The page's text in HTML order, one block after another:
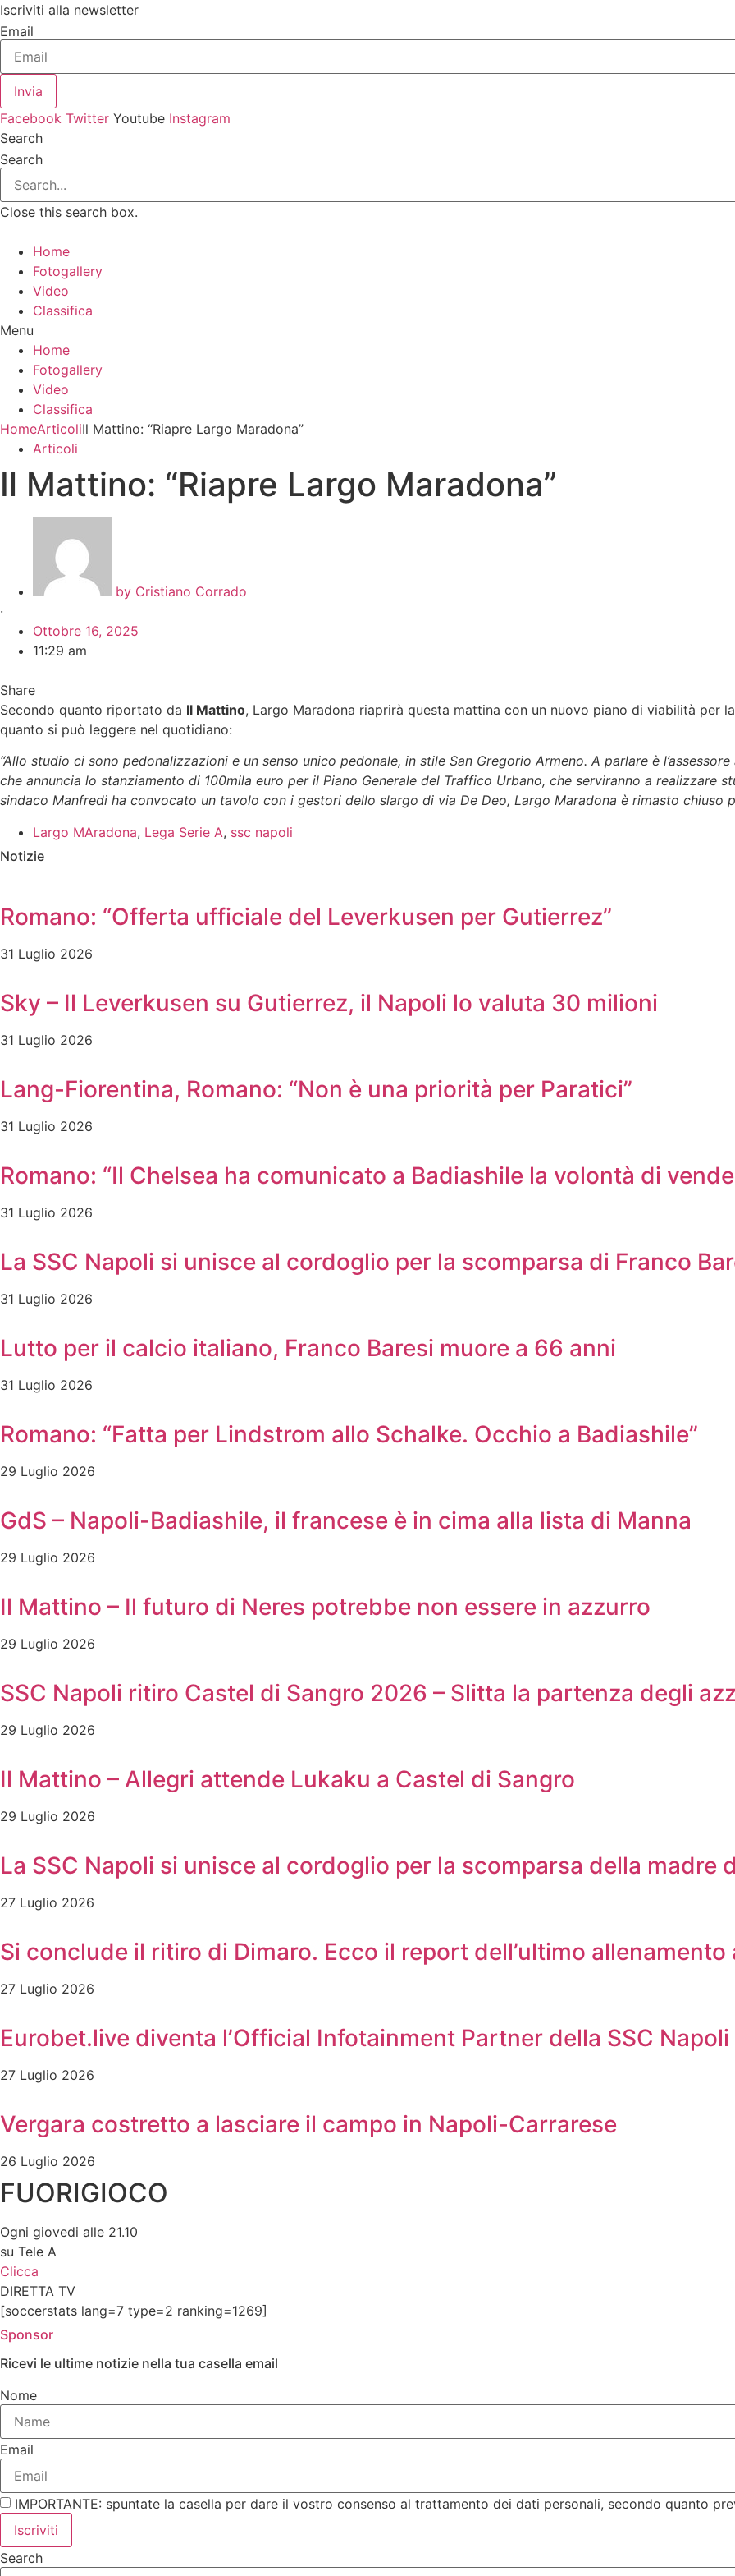
Vai
al
contenuto
Iscriviti alla newsletter
Email
Invia
Facebook Twitter Youtube Instagram
Search
Search
Close this search box.
Home
Fotogallery
Video
Classifica
Menu
Home
Fotogallery
Video
Classifica
HomeArticoliIl Mattino: “Riapre Largo Maradona”
Articoli
Il Mattino: “Riapre Largo Maradona”
by Cristiano Corrado
·
Ottobre 16, 2025
11:29 am
Share
Secondo quanto riportato da Il Mattino, Largo Maradona riaprirà questa mattina con un nuovo piano di viabilità per
quanto si può leggere nel quotidiano:
“Allo studio ci sono pedonalizzazioni e un senso unico pedonale, in stile San Gregorio Armeno. A parlare è
che annuncia lo stanziamento di 100mila euro per il Piano Generale del Traffico Urbano, che serviranno a realizzare
sindaco Manfredi ha convocato un tavolo con i gestori dello slargo di via De Deo, Largo Maradona è rimasto chiuso
Largo MAradona, Lega Serie A, ssc napoli
Notizie
Romano: “Offerta ufficiale del Leverkusen per Gutierrez”
31 Luglio 2026
Sky – Il Leverkusen su Gutierrez, il Napoli lo valuta 30 milioni
31 Luglio 2026
Lang-Fiorentina, Romano: “Non è una priorità per Paratici”
31 Luglio 2026
Romano: “Il Chelsea ha comunicato a Badiashile la volontà di
31 Luglio 2026
La SSC Napoli si unisce al cordoglio per la scomparsa di Franco
31 Luglio 2026
Lutto per il calcio italiano, Franco Baresi muore a 66 anni
31 Luglio 2026
Romano: “Fatta per Lindstrom allo Schalke. Occhio a Badiashile”
29 Luglio 2026
GdS – Napoli-Badiashile, il francese è in cima alla lista di Manna
29 Luglio 2026
Il Mattino – Il futuro di Neres potrebbe non essere in azzurro
29 Luglio 2026
SSC Napoli ritiro Castel di Sangro 2026 – Slitta la partenza degli
29 Luglio 2026
Il Mattino – Allegri attende Lukaku a Castel di Sangro
29 Luglio 2026
La SSC Napoli si unisce al cordoglio per la scomparsa della madre
27 Luglio 2026
Si conclude il ritiro di Dimaro. Ecco il report dell’ultimo allenamento
27 Luglio 2026
Eurobet.live diventa l’Official Infotainment Partner della SSC Napoli
27 Luglio 2026
Vergara costretto a lasciare il campo in Napoli-Carrarese
26 Luglio 2026
FUORIGIOCO
Ogni giovedi alle 21.10
su Tele A
Clicca
DIRETTA TV
[soccerstats lang=7 type=2 ranking=1269]
Sponsor
Ricevi le ultime notizie nella tua casella email
Nome
Email
IMPORTANTE: spuntate la casella per dare il vostro consenso al trattamento dei dati personali, secondo quanto
Iscriviti
Search